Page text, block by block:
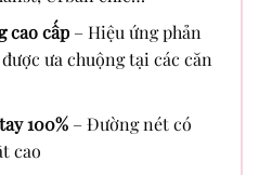
cao cấp – Hiệu ứng phản
ưa chuộng tại các căn
100% – Đường nét có
cao